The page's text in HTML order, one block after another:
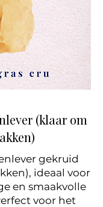
(klaar om
gekruid
ideaal voor
en smaakvolle
voor het